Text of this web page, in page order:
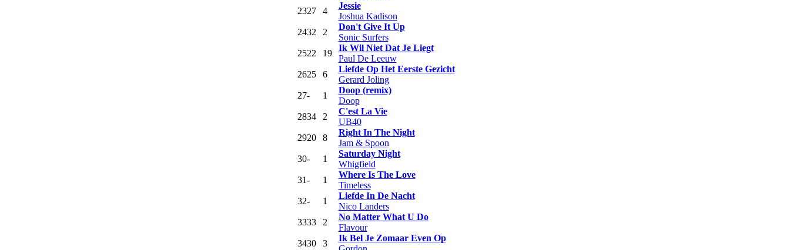
2327 4
Jessie
Joshua Kadison
2432 2
Don't Give It Up
Sonic Surfers
2522 19
Ik Wil Niet Dat Je Liegt
Paul De Leeuw
2625 6
Liefde Op Het Eerste Gezicht
Gerard Joling
27- 1
Doop (remix)
Doop
2834 2
C'est La Vie
UB40
2920 8
Right In The Night
Jam & Spoon
30- 1
Saturday Night
Whigfield
31- 1
Where Is The Love
Timeless
32- 1
Liefde In De Nacht
Nico Landers
3333 2
No Matter What U Do
Flavour
3430 3
Ik Bel Je Zomaar Even Op